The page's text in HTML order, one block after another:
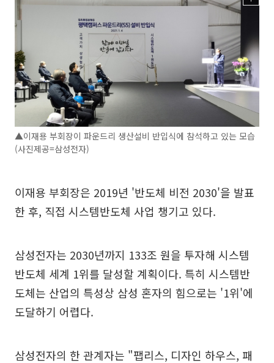
▲이재용 부회장이 파운드리 생산설비 반입식에 참석하고 있는 모습
(사진제공=삼성전자)
이재용 부회장은 2019년 '반도체 비전 2030'을 발표
한 후, 직접 시스템반도체 사업 챙기고 있다.
삼성전자는 2030년까지 133조 원을 투자해 시스템
반도체 세계 1위를 달성할 계획이다. 특히 시스템반
도체는 산업의 특성상 삼성 혼자의 힘으로는 '1위'에
도달하기 어렵다.
삼성전자의 한 관계자는 "팹리스, 디자인 하우스, 패